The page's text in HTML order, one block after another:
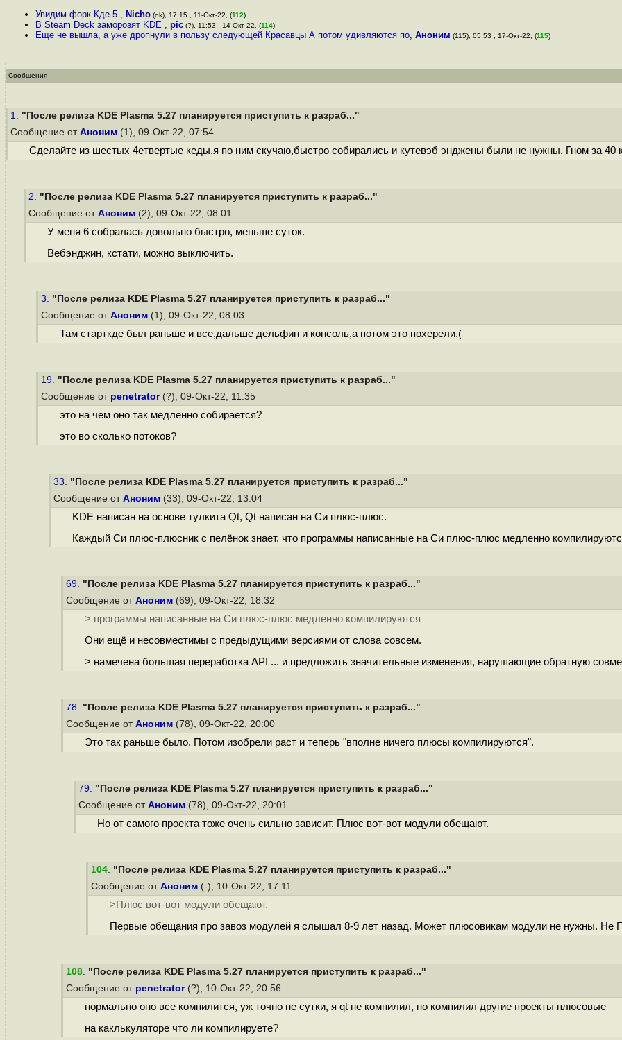
Увидим форк Кде 5 , Nicho (ok), 17:15 , 11-Окт-22, (112)
В Steam Deck заморозят KDE , pic (?), 11:53 , 14-Окт-22, (114)
Еще не вышла, а уже дропнули в пользу следующей Красавцы А потом удивляются по, Аноним (115), 05:53 , 17-Окт-22, (115)
Сообщения
1. "После релиза KDE Plasma 5.27 планируется приступить к разраб..."
Сообщение от Аноним (1), 09-Окт-22, 07:54
Сделайте из шестых 4етвертые кеды.я по ним скучаю,быстро собирались и кутевэб энджены были не нужны. Гном за 40
2. "После релиза KDE Plasma 5.27 планируется приступить к разраб..."
Сообщение от Аноним (2), 09-Окт-22, 08:01
У меня 6 собралась довольно быстро, меньше суток.
Вебэнджин, кстати, можно выключить.
3. "После релиза KDE Plasma 5.27 планируется приступить к разраб..."
Сообщение от Аноним (1), 09-Окт-22, 08:03
Там старткде был раньше и все,дальше дельфин и консоль,а потом это похерели.(
19. "После релиза KDE Plasma 5.27 планируется приступить к разраб..."
Сообщение от penetrator(?), 09-Окт-22, 11:35
это на чем оно так медленно собирается?
это во сколько потоков?
33. "После релиза KDE Plasma 5.27 планируется приступить к разраб..."
Сообщение от Аноним (33), 09-Окт-22, 13:04
KDE написан на основе тулкита Qt, Qt написан на Си плюс-плюс.
Каждый Си плюс-плюсник с пелёнок знает, что программы написанные на Си плюс-плюс медленно
69. "После релиза KDE Plasma 5.27 планируется приступить к разраб..."
Сообщение от Аноним (69), 09-Окт-22, 18:32
> программы написанные на Си плюс-плюс медленно компилируются
Они ещё и несовместимы с предыдущими версиями от слова совсем.
> намечена большая переработка API ... и предложить значительные изменения, нарушающие обратную
78. "После релиза KDE Plasma 5.27 планируется приступить к разраб..."
Сообщение от Аноним (78), 09-Окт-22, 20:00
Это так раньше было. Потом изобрели раст и теперь "вполне ничего плюсы компилируются".
79. "После релиза KDE Plasma 5.27 планируется приступить к разраб..."
Сообщение от Аноним (78), 09-Окт-22, 20:01
Но от самого проекта тоже очень сильно зависит. Плюс вот-вот модули обещают.
104. "После релиза KDE Plasma 5.27 планируется приступить к разраб..."
Сообщение от Аноним (-), 10-Окт-22, 17:11
>Плюс вот-вот модули обещают.
Первые обещания про завоз модулей я слышал 8-9 лет назад. Может плюсовикам модули не нужны. Не
108. "После релиза KDE Plasma 5.27 планируется приступить к разраб..."
Сообщение от penetrator(?), 10-Окт-22, 20:56
нормально оно все компилится, уж точно не сутки, я qt не компилил, но компилил другие проекты плюсовые
на каклькуляторе что ли компилируете?